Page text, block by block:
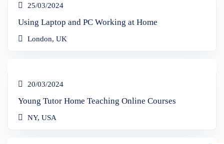
25/03/2024
Using Laptop and PC Working at Home
London, UK
20/03/2024
Young Tutor Home Teaching Online Courses
NY, USA